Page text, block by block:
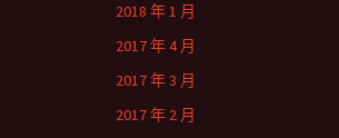
2018 年 1 月
2017 年 4 月
2017 年 3 月
2017 年 2 月